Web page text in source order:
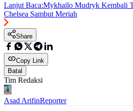
Lanjut Baca:Mykhailo Mudryk Kembali
Chelsea Sambut Meriah
Share
Copy Link
Batal
Tim Redaksi
Asad ArifinReporter